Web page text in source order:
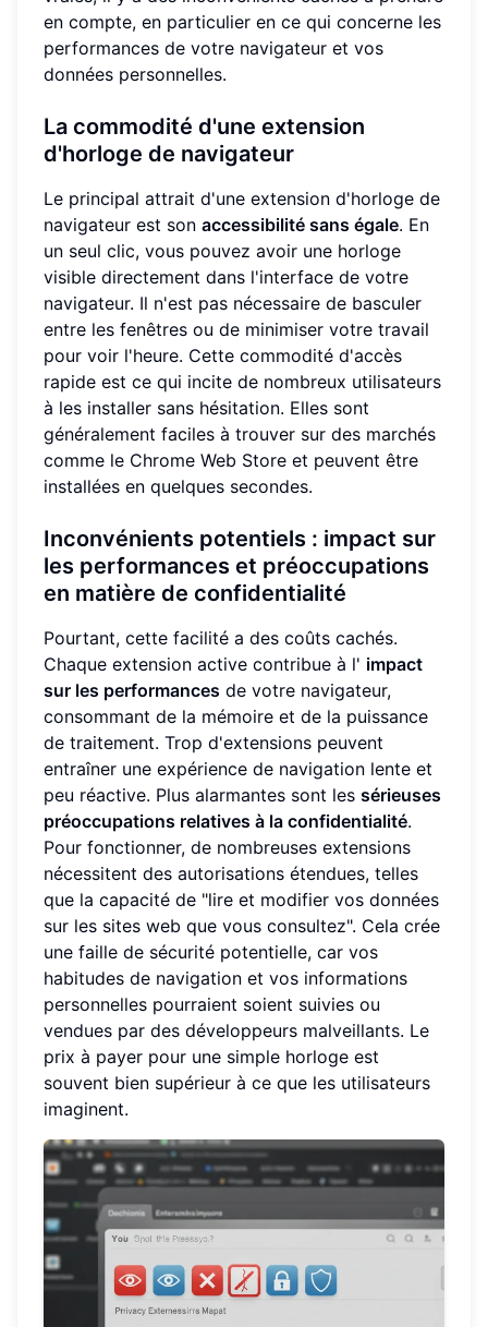
en compte, en particulier en ce qui concerne les
performances de votre navigateur et vos
données personnelles.
La commodité d'une extension
d'horloge de navigateur
Le principal attrait d'une extension d'horloge de
navigateur est son accessibilité sans égale. En
un seul clic, vous pouvez avoir une horloge
visible directement dans l'interface de votre
navigateur. Il n'est pas nécessaire de basculer
entre les fenêtres ou de minimiser votre travail
pour voir l'heure. Cette commodité d'accès
rapide est ce qui incite de nombreux utilisateurs
à les installer sans hésitation. Elles sont
généralement faciles à trouver sur des marchés
comme le Chrome Web Store et peuvent être
installées en quelques secondes.
Inconvénients potentiels : impact sur
les performances et préoccupations
en matière de confidentialité
Pourtant, cette facilité a des coûts cachés.
Chaque extension active contribue à l' impact
sur les performances de votre navigateur,
consommant de la mémoire et de la puissance
de traitement. Trop d'extensions peuvent
entraîner une expérience de navigation lente et
peu réactive. Plus alarmantes sont les sérieuses
préoccupations relatives à la confidentialité.
Pour fonctionner, de nombreuses extensions
nécessitent des autorisations étendues, telles
que la capacité de "lire et modifier vos données
sur les sites web que vous consultez". Cela crée
une faille de sécurité potentielle, car vos
habitudes de navigation et vos informations
personnelles pourraient soient suivies ou
vendues par des développeurs malveillants. Le
prix à payer pour une simple horloge est
souvent bien supérieur à ce que les utilisateurs
imaginent.